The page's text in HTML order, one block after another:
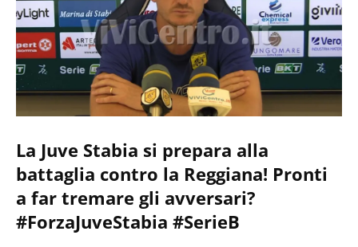
La Juve Stabia si prepara alla
battaglia contro la Reggiana! Pronti
a far tremare gli avversari?
#ForzaJuveStabia #SerieB